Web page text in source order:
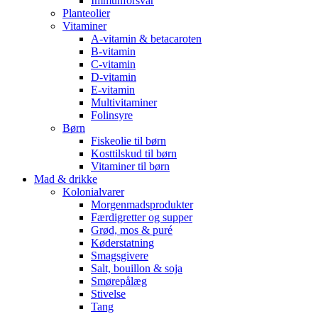
Planteolier
Vitaminer
A-vitamin & betacaroten
B-vitamin
C-vitamin
D-vitamin
E-vitamin
Multivitaminer
Folinsyre
Børn
Fiskeolie til børn
Kosttilskud til børn
Vitaminer til børn
Mad & drikke
Kolonialvarer
Morgenmadsprodukter
Færdigretter og supper
Grød, mos & puré
Køderstatning
Smagsgivere
Salt, bouillon & soja
Smørepålæg
Stivelse
Tang